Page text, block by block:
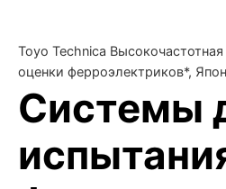
Toyo Technica
оценки ферроэлектриков*,
Системы